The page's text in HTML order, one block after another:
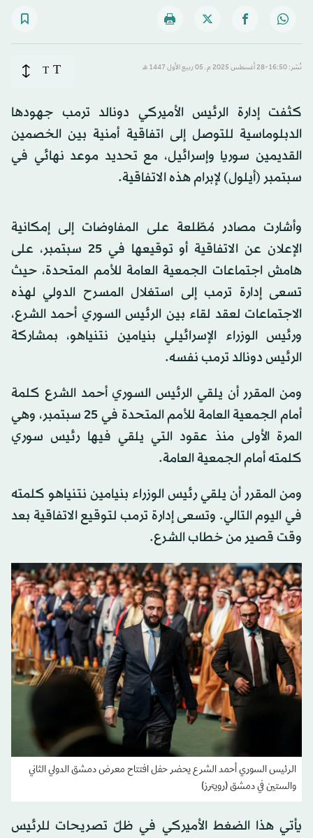
نُشر: 16:50-28 أغسطس 2025 م ـ 05 ربيع الأول 1447 هـ T
T
كثفت إدارة الرئيس الأميركي دونالد ترمب جهودها
الدبلوماسية للتوصل إلى اتفاقية أمنية بين الخصمين
القديمين سوريا وإسرائيل، مع تحديد موعد نهائي في
سبتمبر (أيلول) لإبرام هذه الاتفاقية.
وأشارت مصادر مُطّلعة على المفاوضات إلى إمكانية
الإعلان عن الاتفاقية أو توقيعها في 25 سبتمبر، على
هامش اجتماعات الجمعية العامة للأمم المتحدة، حيث
تسعى إدارة ترمب إلى استغلال المسرح الدولي لهذه
الاجتماعات لعقد لقاء بين الرئيس السوري أحمد الشرع،
ورئيس الوزراء الإسرائيلي بنيامين نتنياهو، بمشاركة
الرئيس دونالد ترمب نفسه.
ومن المقرر أن يلقي الرئيس السوري أحمد الشرع كلمة
أمام الجمعية العامة للأمم المتحدة في 25 سبتمبر، وهي
المرة الأولى منذ عقود التي يلقي فيها رئيس سوري
كلمته أمام الجمعية العامة.
ومن المقرر أن يلقي رئيس الوزراء بنيامين نتنياهو كلمته
في اليوم التالي. وتسعى إدارة ترمب لتوقيع الاتفاقية بعد
وقت قصير من خطاب الشرع.
الرئيس السوري أحمد الشرع يحضر حفل افتتاح معرض دمشق الدولي الثاني
والستين في دمشق (رويترز)
يأتي هذا الضغط الأميركي في ظلّ تصريحات للرئيس